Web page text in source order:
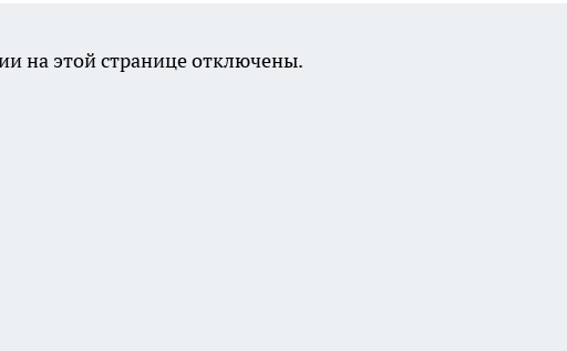
на этой странице отключены.